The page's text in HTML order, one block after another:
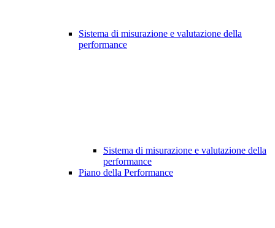
Sistema di misurazione e valutazione della
performance
Sistema di misurazione e valutazione della
performance
Piano della Performance